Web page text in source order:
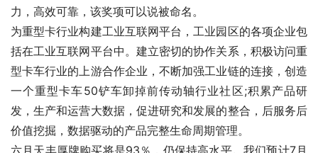
力，高效可靠，该奖项可以说被命名。
为重型卡行业构建工业互联网平台，工业园区的各项企业包
括在工业互联网平台中。建立密切的协作关系，积极访问重
型卡车行业的上游合作企业，不断加强工业链的连接，创造
一个重型卡车50铲车卸掉前传动轴行业社区;积累产品研
发，生产和运营大数据，促进研究和发展的整合，后服务后
价值挖掘，数据驱动的产品完整生命周期管理。